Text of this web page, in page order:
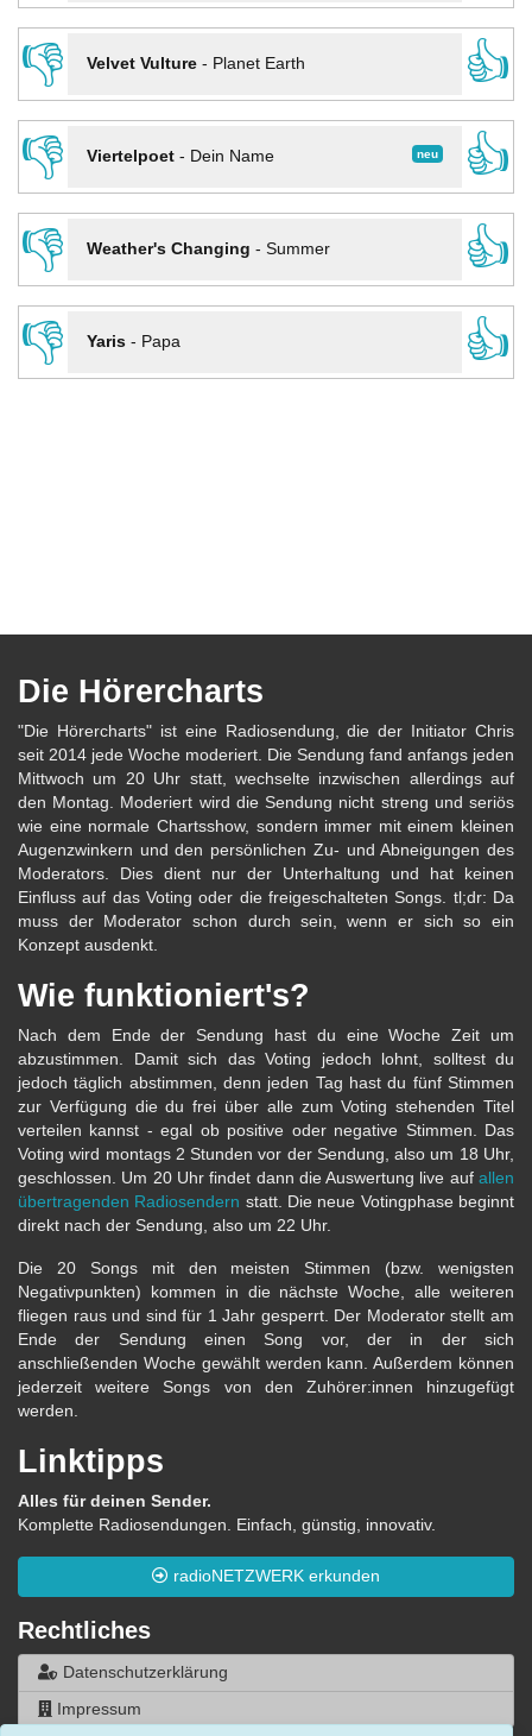
👎
Velvet Vulture- Planet Earth
👍
👎
neu
Viertelpoet- Dein Name
👍
👎
Weather's Changing - Summer
👍
👎
Yaris- Papa 👍
Die Hörercharts
"Die Hörercharts" ist eine Radiosendung, die der Initiator Chris
seit 2014 jede Woche moderiert. Die Sendung fand anfangs jeden
Mittwoch um 20 Uhr statt, wechselte inzwischen allerdings auf
den Montag. Moderiert wird die Sendung nicht streng und seriös
wie eine normale Chartsshow, sondern immer mit einem kleinen
Augenzwinkern und den persönlichen Zu- und Abneigungen des
Moderators. Dies dient nur der Unterhaltung und hat keinen
Einfluss auf das Voting oder die freigeschalteten Songs. tl;dr: Da
muss der Moderator schon durch sein, wenn er sich so ein
Konzept ausdenkt.
Wie funktioniert's?
Nach dem Ende der Sendung hast du eine Woche Zeit um
abzustimmen. Damit sich das Voting jedoch lohnt, solltest du
jedoch täglich abstimmen, denn jeden Tag hast du fünf Stimmen
zur Verfügung die du frei über alle zum Voting stehenden Titel
verteilen kannst - egal ob positive oder negative Stimmen. Das
Voting wird montags 2 Stunden vor der Sendung, also um 18 Uhr,
geschlossen. Um 20 Uhr findet dann die Auswertung live auf allen
übertragenden Radiosendern statt. Die neue Votingphase beginnt
direkt nach der Sendung, also um 22 Uhr.
Die 20 Songs mit den meisten Stimmen (bzw. wenigsten
Negativpunkten) kommen in die nächste Woche, alle weiteren
fliegen raus und sind für 1 Jahr gesperrt. Der Moderator stellt am
Ende der Sendung einen Song vor, der in der sich
anschließenden Woche gewählt werden kann. Außerdem können
jederzeit weitere Songs von den Zuhörer:innen hinzugefügt
werden.
Linktipps
Alles für deinen Sender.
Komplette Radiosendungen. Einfach, günstig, innovativ.
radioNETZWERK erkunden
Rechtliches
Datenschutzerklärung
Impressum